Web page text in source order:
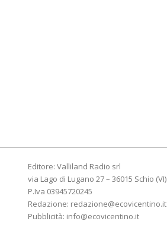
Editore: Valliland Radio srl
via Lago di Lugano 27 – 36015 Schio (VI)
P.Iva 03945720245
Redazione: redazione@ecovicentino.it
Pubblicità: info@ecovicentino.it